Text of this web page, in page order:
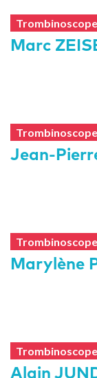
Trombinoscope
Marc
Trombinoscope
Jean-
Trombinoscope
Marylène
Trombinoscope
Alain